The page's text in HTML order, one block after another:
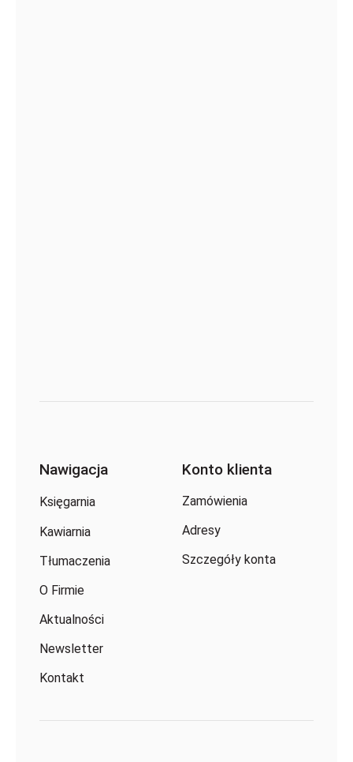
Nawigacja
Księgarnia
Kawiarnia
Tłumaczenia
O Firmie
Aktualności
Newsletter
Kontakt
Konto klienta
Zamówienia
Adresy
Szczegóły konta